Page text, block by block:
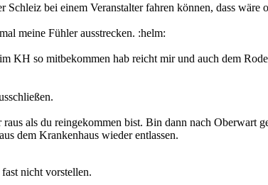
bei einem Veranstalter fahren können, dass
meine Fühler ausstrecken. :helm:
KH so mitbekommen hab reicht mir und auch dem
als du reingekommen bist. Bin dann nach
dem Krankenhaus wieder entlassen.
nicht vorstellen.